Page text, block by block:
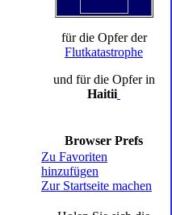
für die Opfer der
Flutkatastrophe
und für die Opfer in
Haitii
Browser Prefs
Zu Favoriten
hinzufügen
Zur Startseite machen